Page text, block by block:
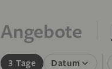
Angebote
3 Tage Datum